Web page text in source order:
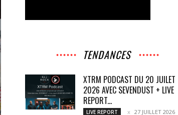
TENDANCES
XTRM PODCAST DU 20 JUILET
2026 AVEC SEVENDUST + LIVE
REPORT...
LIVE REPORT 27 JUILLET 2026